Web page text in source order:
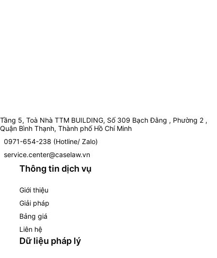
Tầng 5, Toà Nhà TTM BUILDING, Số 309 Bạch Đằng , Phường 2 ,
Quận Bình Thạnh, Thành phố Hồ Chí Minh
0971-654-238 (Hotline/ Zalo)
service.center@caselaw.vn
Thông tin dịch vụ
Giới thiệu
Giải pháp
Bảng giá
Liên hệ
Dữ liệu pháp lý